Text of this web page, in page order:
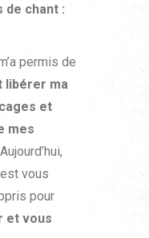
de chant :
permis de
libérer ma
et
mes
vous
pour
et vous